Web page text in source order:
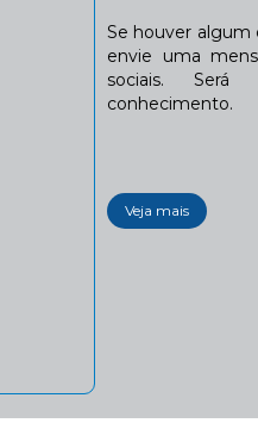
Se houver algum
envie uma
sociais. Será
conhecimento.
Veja mais